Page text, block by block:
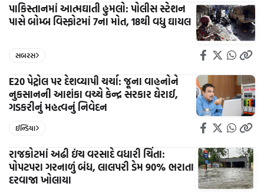
પાકિસ્તાનમાં આત્મઘાતી હુમલો: પોલીસ સ્ટેશન
પાસે બોમ્બ વિસ્ફોટમાં 7ના મોત, 18થી વધુ ઘાયલ
સબરસ
E20 પેટ્રોલ પર દેશવ્યાપી ચર્ચા: જૂના વાહનોને
નુકસાનની આશંકા વચ્ચે કેન્દ્ર સરકાર ઘેરાઈ,
ગડકરીનું મહત્વનું નિવેદન
ઈન્ડિયા
રાજકોટમાં અઢી ઇંચ વરસાદે વધારી ચિંતા:
પોપટપરા ગરનાળું બંધ, લાલપરી ડેમ 90% ભરાતા
દરવાજા ખોલાયા